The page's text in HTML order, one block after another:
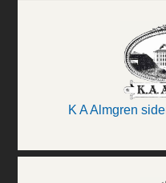
K A Almgren